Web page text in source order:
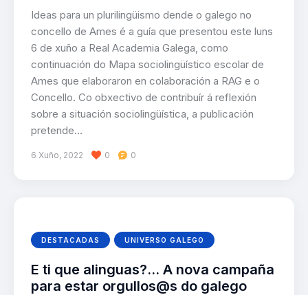
Ideas para un plurilingüismo dende o galego no
concello de Ames é a guía que presentou este luns
6 de xuño a Real Academia Galega, como
continuación do Mapa sociolingüístico escolar de
Ames que elaboraron en colaboración a RAG e o
Concello. Co obxectivo de contribuír á reflexión
sobre a situación sociolingüística, a publicación
pretende…
6 Xuño, 2022 0 0
DESTACADAS UNIVERSO GALEGO
E ti que alinguas?… A nova campaña
para estar orgullos@s do galego